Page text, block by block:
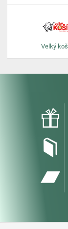
Velký